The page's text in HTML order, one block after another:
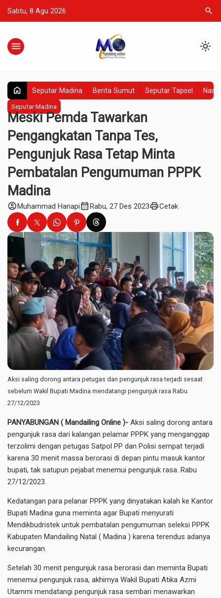
Sabtu, 8 Agu 2026 search
menu light_mode
home Seputar Madina Berita Sumut Seputar Tapsel
Seputar Madina
Meski Pemda Tawarkan
Pengangkatan Tanpa Tes,
Pengunjuk Rasa Tetap Minta
Pembatalan Pengumuman PPPK
Madina
account_circleMuhammad Hanapicalendar_monthRabu, 27 Des 2023printCetak
Aksi saling dorong antara petugas dan pengunjuk rasa terjadi sesaat
sebelum Wakil Bupati Madina mendatangi pengunjuk rasa Rabu
27/12/2023
PANYABUNGAN ( Mandailing Online )- Aksi saling dorong antara
pengunjuk rasa dari kalangan pelamar PPPK yang menganggap
terzolimi dengan petugas Satpol PP dan Polisi sempat terjadi
karena 30 menit massa berorasi di depan pintu masuk kantor
bupati, tak satupun pejabat menemui pengunjuk rasa. Rabu
27/12/2023.
Kedatangan para pelanar PPPK yang dinyatakan kalah ke Kantor
Bupati Madina guna meminta agar Bupati menyurati
Mendikbudristek untuk pembatalan pengumuman seleksi PPPK
Kabupaten Mandailing Natal ( Madina ) karena terendus adanya
kecurangan.
Setelah 30 menit pengunjuk rasa berorasi dan meminta Bupati
menemui pengunjuk rasa, akhirnya Wakil Bupati Atika Azmi
Utammi mendatangi pengunjuk rasa sembari menawarkan